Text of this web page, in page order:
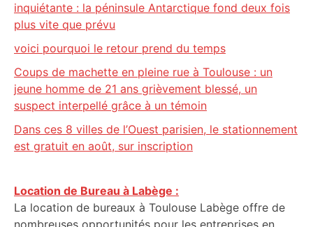
inquiétante : la péninsule Antarctique fond deux fois
plus vite que prévu
voici pourquoi le retour prend du temps
Coups de machette en pleine rue à Toulouse : un
jeune homme de 21 ans grièvement blessé, un
suspect interpellé grâce à un témoin
Dans ces 8 villes de l’Ouest parisien, le stationnement
est gratuit en août, sur inscription
Location de Bureau à Labège :
La location de bureaux à Toulouse Labège offre de
nombreuses opportunités pour les entreprises en